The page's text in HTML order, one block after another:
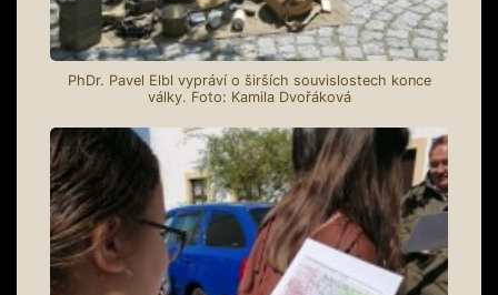
PhDr. Pavel Elbl vypráví o širších souvislostech konce
války. Foto: Kamila Dvořáková